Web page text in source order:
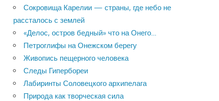
Сокровища Карелии — страны, где небо не
рассталось с землей
«Делос, остров бедный» что на Онего…
Петроглифы на Онежском берегу
Живопись пещерного человека
Следы Гипербореи
Лабиринты Соловецкого архипелага
Природа как творческая сила